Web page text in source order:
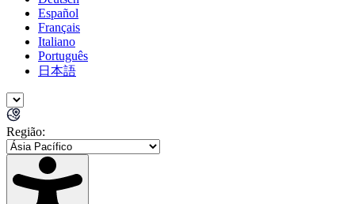
Español
Français
Italiano
Português
日本語
Região: